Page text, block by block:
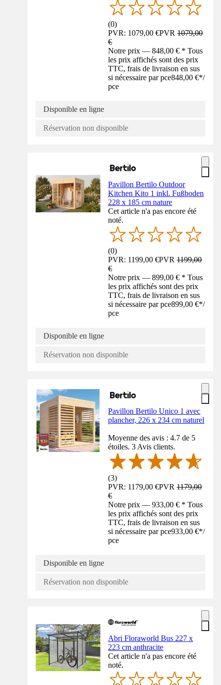
(0)
PVR: 1079,00 €PVR1079,00
€
Notre prix — 848,00 € * Tous
les prix affichés sont des prix
TTC, frais de livraison en sus
si nécessaire par pce848,00 €*/
pce
Disponible en ligne
Réservation non disponible
Pavillon Bertilo Outdoor
Kitchen Kito 1 inkl. Fußboden
228 x 185 cm nature
Cet article n'a pas encore été
noté.
(0)
PVR: 1199,00 €PVR1199,00
€
Notre prix — 899,00 € * Tous
les prix affichés sont des prix
TTC, frais de livraison en sus
si nécessaire par pce899,00 €*/
pce
Disponible en ligne
Réservation non disponible
Pavillon Bertilo Unico 1 avec
plancher, 226 x 234 cm naturel
Moyenne des avis : 4.7 de 5
étoiles. 3 Avis clients.
(3)
PVR: 1179,00 €PVR1179,00
€
Notre prix — 933,00 € * Tous
les prix affichés sont des prix
TTC, frais de livraison en sus
si nécessaire par pce933,00 €*/
pce
Disponible en ligne
Réservation non disponible
Abri Floraworld Bus 227 x
223 cm anthracite
Cet article n'a pas encore été
noté.